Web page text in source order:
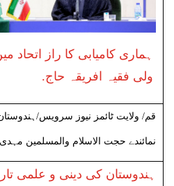
ہماری کامیابی کا راز اتحاد
ولی فقیہ افریقہ حاج.
قم/ ولایت ٹائمز نیوز سرویس/
نمائندے حجت الاسلام والمسلمین مہدی
ہندوستان کی دینی و علمی